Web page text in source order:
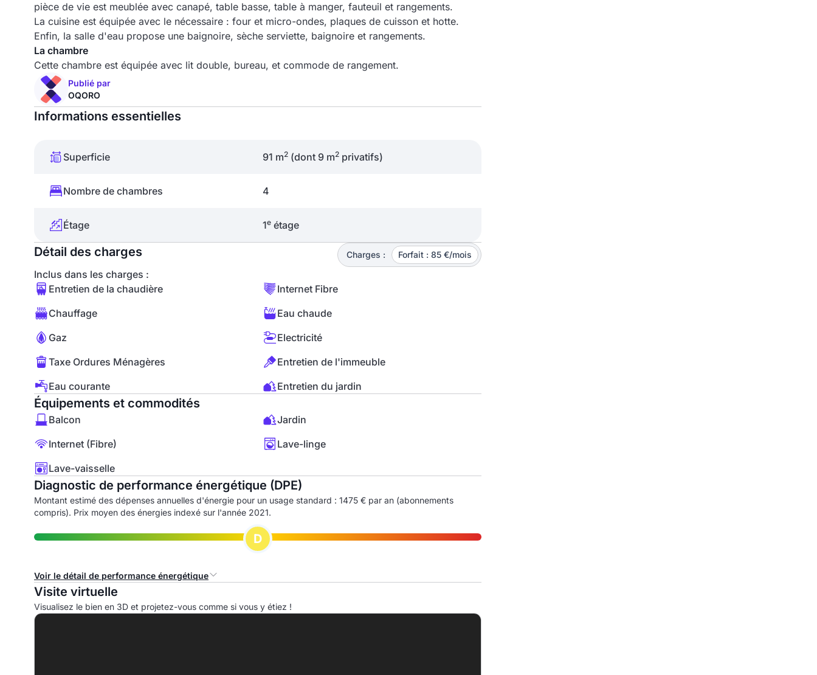
pièce de vie est meublée avec canapé, table basse, table à manger, fauteuil et rangements.
La cuisine est équipée avec le nécessaire : four et micro-ondes, plaques de cuisson et hotte.
Enfin, la salle d'eau propose une baignoire, sèche serviette, baignoire et rangements.
La chambre
Cette chambre est équipée avec lit double, bureau, et commode de rangement.
Publié par
OQORO
Informations essentielles
Superficie 91 m2 (dont 9 m2 privatifs)
Nombre de chambres 4
Étage 1e étage
Détail des charges Charges : Forfait : 85 €/mois
Inclus dans les charges :
Entretien de la chaudière
Internet Fibre
Chauffage
Eau chaude
Gaz
Electricité
Taxe Ordures Ménagères
Entretien de l'immeuble
Eau courante
Entretien du jardin
Équipements et commodités
Balcon
Jardin
Internet (Fibre)
Lave-linge
Lave-vaisselle
Diagnostic de performance énergétique (DPE)
Montant estimé des dépenses annuelles d'énergie pour un usage standard : 1475 € par an (abonnements
compris). Prix moyen des énergies indexé sur l'année 2021.
D
Voir le détail de performance énergétique
Consommation d'énergie primaire (CEP) Indice d'émission de gaz à effet de serre (EGES)
Visite virtuelle
Visualisez le bien en 3D et projetez-vous comme si vous y étiez !